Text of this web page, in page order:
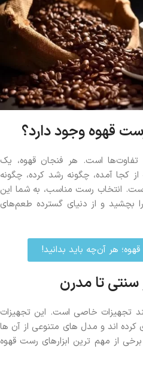
قهوه وجود دارد؟
تفاوت‌ها است. هر فنجان قهوه، یک
از کجا آمده، چگونه رشد کرده، چگونه
انتخاب رست مناسب، به شما این
بچشید و از دنیای گسترده طعم‌های
هر آن‌چه باید بدانید!
سنتی تا مدرن
تجهیزات خاصی است. این تجهیزات
کرده اند و مدل های متنوعی از آن ها
از مهم ترین ابزارهای رست قهوه